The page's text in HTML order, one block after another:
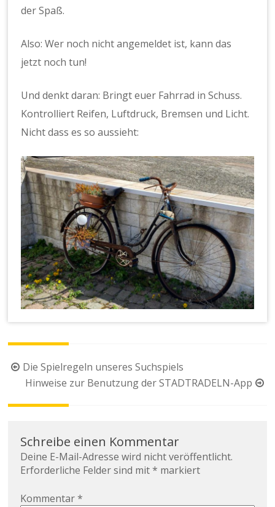
der Spaß.
Also: Wer noch nicht angemeldet ist, kann das
jetzt noch tun!
Und denkt daran: Bringt euer Fahrrad in Schuss.
Kontrolliert Reifen, Luftdruck, Bremsen und Licht.
Nicht dass es so aussieht:
Beitragsnavigation
Die Spielregeln unseres Suchspiels
Hinweise zur Benutzung der STADTRADELN-App
Schreibe einen Kommentar
Deine E-Mail-Adresse wird nicht veröffentlicht.
Erforderliche Felder sind mit* markiert
Kommentar*